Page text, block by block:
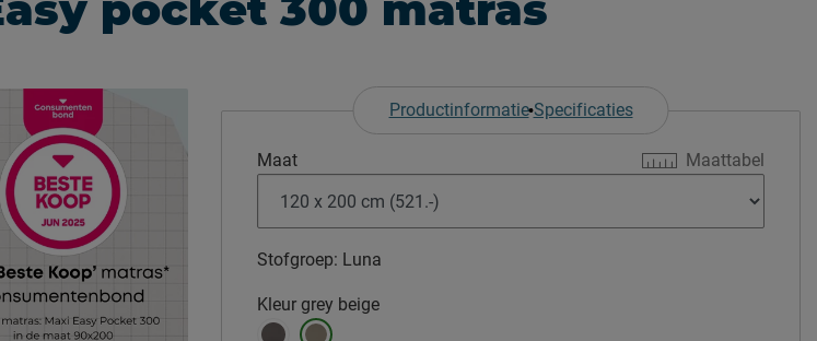
Productinformatie Specificaties
Maattabel
Maat
Stofgroep: Luna
Kleur grey beige